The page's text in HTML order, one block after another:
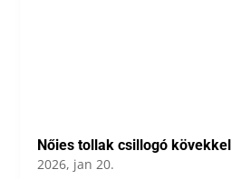
Nőies tollak csillogó kövekkel
2026, jan 20.